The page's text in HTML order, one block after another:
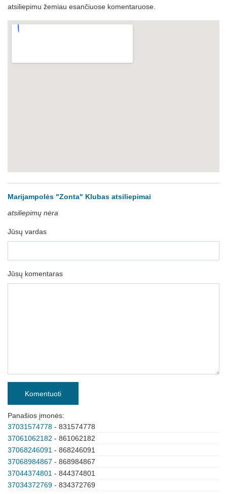
atsiliepimu žemiau esančiuose komentaruose.
Marijampolės "Zonta" Klubas atsiliepimai
atsiliepimų nėra
Jūsų vardas
Jūsų komentaras
Komentuoti
Panašios įmonės:
37031574778 - 831574778
37061062182 - 861062182
37068246091 - 868246091
37068984867 - 868984867
37044374801 - 844374801
37034372769 - 834372769